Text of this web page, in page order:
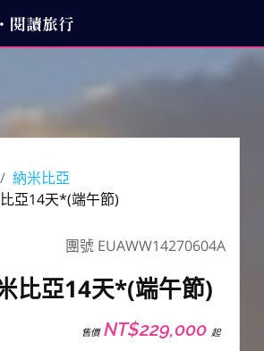
納米比亞
亞14天*(端午節)
團號 EUAWW14270604A
比亞14天*(端午節)
售價NT$229,000起